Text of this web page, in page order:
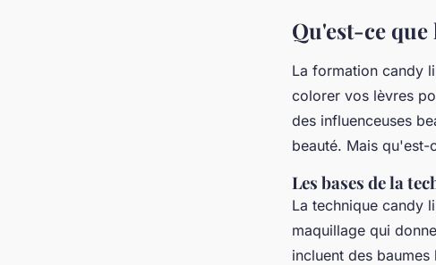
Qu'est-ce
La formation candy
colorer vos lèvres
des influenceuses
beauté. Mais qu'est-
Les bases de la
La technique candy
maquillage qui
incluent des